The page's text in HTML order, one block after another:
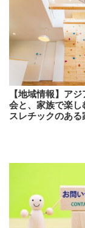
【地域情報】ア
会と、家族で楽し
スレチックのある